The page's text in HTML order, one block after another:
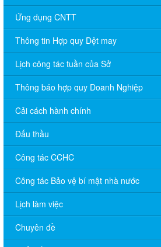
Ứng dụng CNTT
Thông tin Hợp quy Dệt may
Lịch công tác tuần của Sở
Thông báo hợp quy Doanh Nghiệp
Cải cách hành chính
Đấu thầu
Công tác CCHC
Công tác Bảo vệ bí mật nhà nước
Lịch làm việc
Chuyên đề